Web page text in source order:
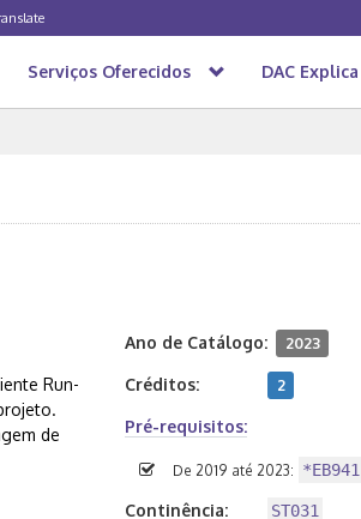
Serviços Oferecidos DAC Explica
Run-
de
Ano de Catálogo: 2023
Créditos: 2
Pré-requisitos:
De 2019 até 2023: *EB941
Continência: ST031